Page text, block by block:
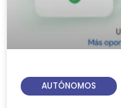
AUTÓNOMOS